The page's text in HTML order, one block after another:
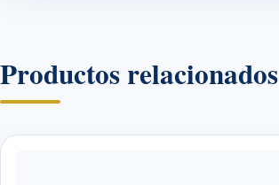
Productos relacionados